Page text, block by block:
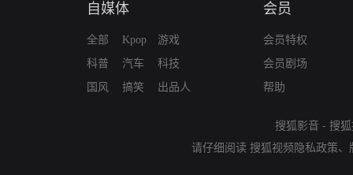
自媒体
全部
科普
国风
Kpop
汽车
搞笑
游戏
科技
出品人
会员
会员特权
会员剧场
帮助
搜狐影音 - 搜
请仔细阅读 搜狐视频隐私政策、